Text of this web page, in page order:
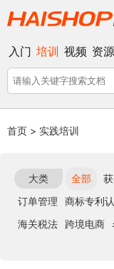
入门 培训 视频 资源
首页 > 实践培训
大类 全部
订单管理
商标专利
海关税法 跨境电商